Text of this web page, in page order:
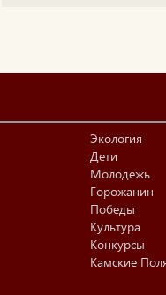
Экология
Дети
Молодежь
Горожанин
Победы
Культура
Конкурсы
Камские